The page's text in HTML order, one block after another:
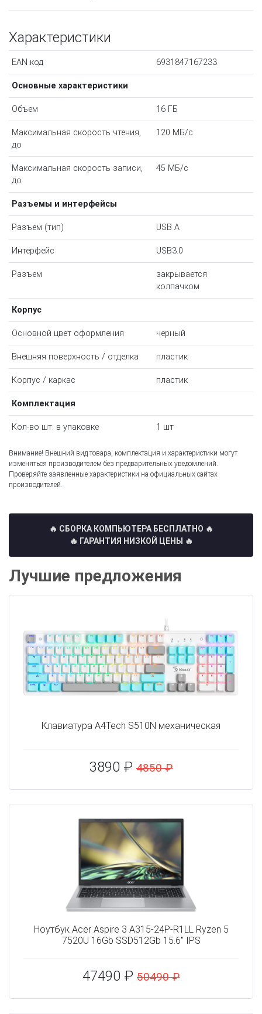
Характеристики
EAN код 6931847167233
Основные характеристики
Объем 16 ГБ
Максимальная скорость чтения,
до
120 МБ/с
Максимальная скорость записи,
до
45 МБ/с
Разъемы и интерфейсы
Разъем (тип) USB А
Интерфейс USB3.0
Разъем
закрывается
колпачком
Корпус
Основной цвет оформления черный
Внешняя поверхность / отделка пластик
Корпус / каркас пластик
Комплектация
Кол-во шт. в упаковке 1 шт
Внимание! Внешний вид товара, комплектация и характеристики могут
изменяться производителем без предварительных уведомлений.
Проверяйте заявленные характеристики на официальных сайтах
производителей.
🔥 СБОРКА КОМПЬЮТЕРА БЕСПЛАТНО 🔥
🔥 ГАРАНТИЯ НИЗКОЙ ЦЕНЫ 🔥
Лучшие предложения
Клавиатура A4Tech S510N механическая
3890 ₽ 4850 ₽
Ноутбук Acer Aspire 3 A315-24P-R1LL Ryzen 5
7520U 16Gb SSD512Gb 15.6" IPS
47490 ₽ 50490 ₽